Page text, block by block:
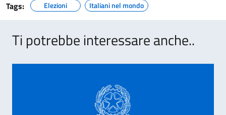
Tags: Elezioni Italiani nel mondo
Ti potrebbe interessare anche..